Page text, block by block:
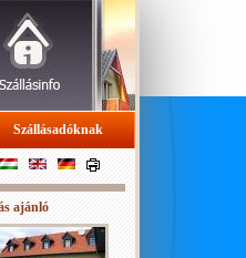
Szállásadóknak
ajánló